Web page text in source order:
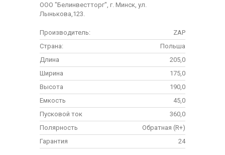
ООО "Белинвестторг", г. Минск, ул.
Лынькова,123.
Производитель:
ZAP
Страна:
Польша
Длина
205,0
Ширина
175,0
Высота
190,0
Емкость
45,0
Пусковой ток
360,0
Полярность
Обратная (R+)
Гарантия
24